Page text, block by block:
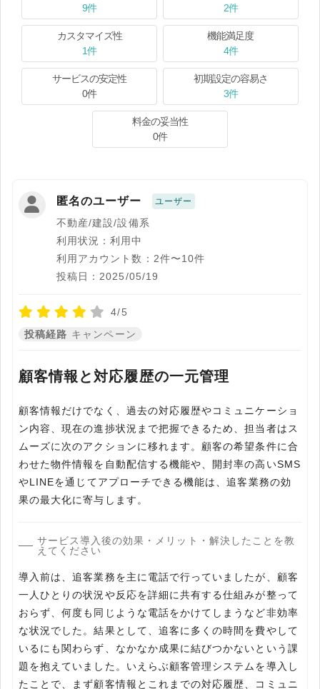
9件
2件
カスタマイズ性
1件
機能満足度
4件
サービスの安定性
0件
初期設定の容易さ
3件
料金の妥当性
0件
匿名のユーザー ユーザー
不動産/建設/設備系
利用状況：利用中
利用アカウント数：2件〜10件
投稿日：2025/05/19
4/5
投稿経路 キャンペーン
顧客情報と対応履歴の一元管理
顧客情報だけでなく、過去の対応履歴やコミュニケーショ
ン内容、現在の進捗状況まで把握できるため、担当者はス
ムーズに次のアクションに移れます。顧客の希望条件に合
わせた物件情報を自動配信する機能や、開封率の高いSMS
やLINEを通じてアプローチできる機能は、追客業務の効
果の最大化に寄与します。
サービス導入後の効果・メリット・解決したことを教
えてください
導入前は、追客業務を主に電話で行っていましたが、顧客
一人ひとりの状況や反応を詳細に共有する仕組みが整って
おらず、何度も同じような電話をかけてしまうなど非効率
な状況でした。結果として、追客に多くの時間を費やして
いるにも関わらず、なかなか成果に結びつかないという課
題を抱えていました。いえらぶ顧客管理システムを導入し
たことで、まず顧客情報とこれまでの対応履歴、コミュニ